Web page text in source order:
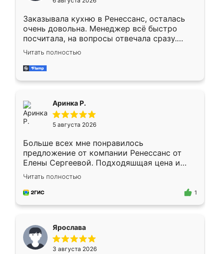
мебели буду заказывать только здесь.
Заказывала кухню в Ренессанс, осталась
очень довольна. Менеджер всё быстро
посчитала, на вопросы отвечала сразу.
Замерщик приехал в субботу, подошёл к
делу со всей ответственностью. Собрали
за день, ребята работали аккуратно, даже
Читать полностью
Аринка Р.
5 августа 2026
Больше всех мне понравилось
предложение от компании Ренессанс от
Елены Сергеевой. Подходяшщая цена и
короткие сроки изготовления. Приехавший
для замера сотрудник Владислав
предложил по моему эскизу самый
Читать полностью
1
Ярослава
3 августа 2026